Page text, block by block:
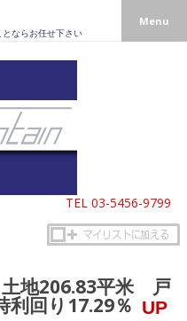
ならお任せ下さい
TEL 03-5456-9799
Menu
地206.83平米 戸
回り17.29％ UP